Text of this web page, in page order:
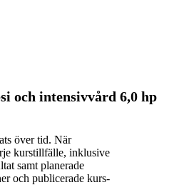
och intensivvård 6,0 hp
över tid. När
kurstillfälle, inklusive
samt planerade
och publicerade kurs-